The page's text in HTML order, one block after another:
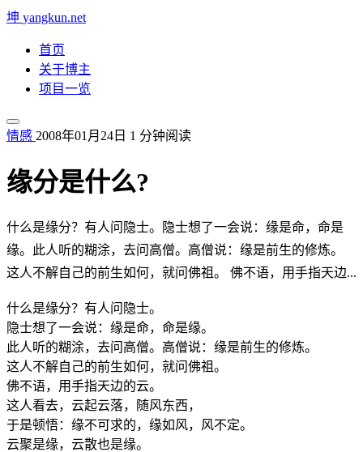
坤 yangkun.net
首页
关于博主
项目一览
情感 2008年01月24日 1 分钟阅读
缘分是什么?
什么是缘分？有人问隐士。隐士想了一会说：缘是命，命是
缘。此人听的糊涂，去问高僧。高僧说：缘是前生的修炼。
这人不解自己的前生如何，就问佛祖。 佛不语，用手指天边...
什么是缘分？有人问隐士。
隐士想了一会说：缘是命，命是缘。
此人听的糊涂，去问高僧。高僧说：缘是前生的修炼。
这人不解自己的前生如何，就问佛祖。
佛不语，用手指天边的云。
这人看去，云起云落，随风东西，
于是顿悟：缘不可求的，缘如风，风不定。
云聚是缘，云散也是缘。